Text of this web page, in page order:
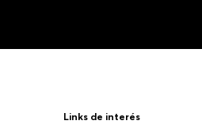
Links de interés